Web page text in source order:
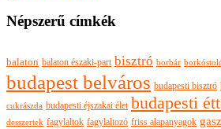
Népszerű címkék
balaton balaton északi-part bisztró borbár
budapest belváros budapesti bisztró
cukrászda budapesti éjszakai élet budapesti
desszertek fagylaltok fagylaltozó friss alapanyagok